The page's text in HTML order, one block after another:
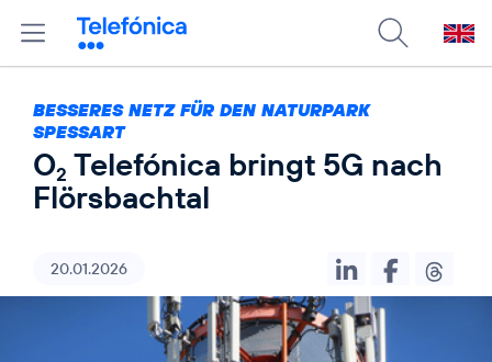
BESSERES NETZ FÜR DEN NATURPARK
SPESSART
O2 Telefónica bringt 5G nach
Flörsbachtal
20.01.2026